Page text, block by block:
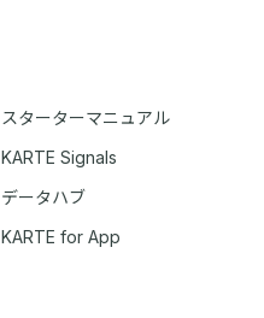
スターターマニュアル
KARTE Signals
データハブ
KARTE for App